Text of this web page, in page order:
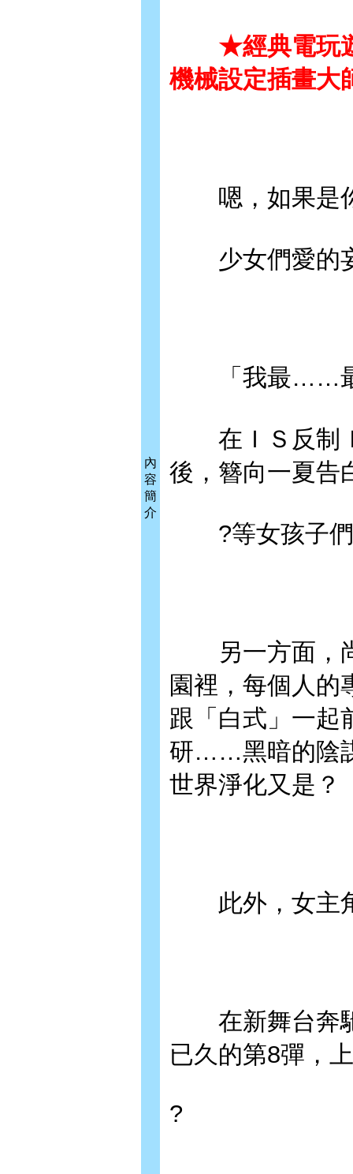
內
容
簡
介
★經典電玩遊
機械設定插畫大
嗯，如果是
少女們愛的
「我最……最
在ＩＳ反制Ｉ
後，簪向一夏告
?等女孩子們
另一方面，尚
園裡，每個人的
跟「白式」一
研……黑暗的陰
世界淨化又是？
此外，女主角
在新舞台奔馳
已久的第8彈，
?